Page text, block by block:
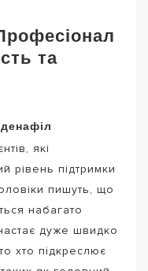
та
які
рівень підтримки
пишуть, що
набагато
дуже швидко
хто підкреслює